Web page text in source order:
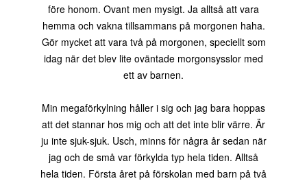
före honom. Ovant men mysigt. Ja alltså att vara
hemma och vakna tillsammans på morgonen haha.
Gör mycket att vara två på morgonen, speciellt som
idag när det blev lite oväntade morgonsysslor med
ett av barnen.
Min megaförkylning håller i sig och jag bara hoppas
att det stannar hos mig och att det inte blir värre. Är
ju inte sjuk-sjuk. Usch, minns för några år sedan när
jag och de små var förkylda typ hela tiden. Alltså
hela tiden. Första året på förskolan med barn på två